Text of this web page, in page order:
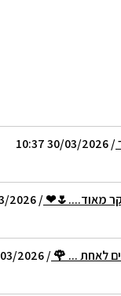
/ 30/03/2026 10:37
מאוד....🌷❤/ 30/03/2026 10:41
לאחת ... 🌹/ 30/03/2026 13:22